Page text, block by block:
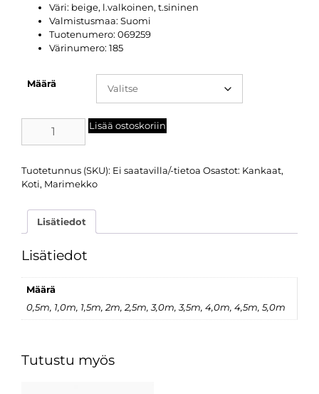
Väri: beige, l.valkoinen, t.sininen
Valmistusmaa: Suomi
Tuotenumero: 069259
Värinumero: 185
Määrä
Lisää ostoskoriin
Tuotetunnus (SKU): Ei saatavilla/-tietoa Osastot: Kankaat,
Koti, Marimekko
Lisätiedot
Lisätiedot
Määrä
0,5m, 1,0m, 1,5m, 2m, 2,5m, 3,0m, 3,5m, 4,0m, 4,5m, 5,0m
Tutustu myös